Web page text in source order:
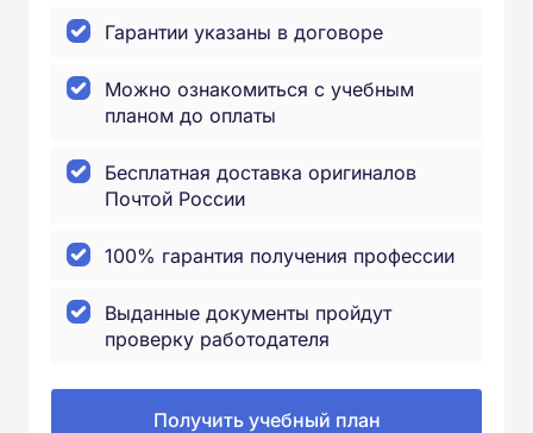
Гарантии указаны в договоре
Можно ознакомиться с учебным
планом до оплаты
Бесплатная доставка оригиналов
Почтой России
100% гарантия получения профессии
Выданные документы пройдут
проверку работодателя
Получить учебный план